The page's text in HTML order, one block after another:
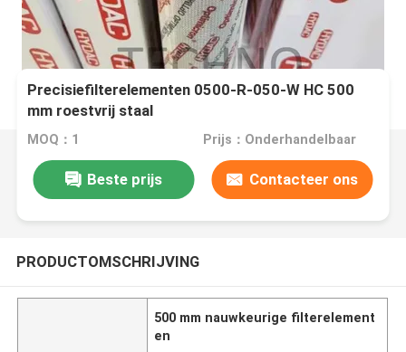
Precisiefilterelementen 0500-R-050-W HC 500
mm roestvrij staal
MOQ：1 Prijs：Onderhandelbaar
Beste prijs Contacteer ons
PRODUCTOMSCHRIJVING
500 mm nauwkeurige filterelement
en